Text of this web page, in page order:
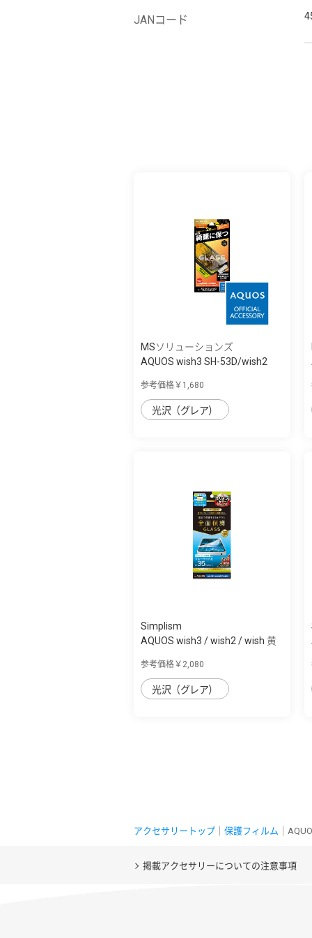
JANコード
MSソリューションズ
AQUOS wish3 SH-53D/wish2
参考価格￥1,680
光沢（グレア）
Simplism
AQUOS wish3 / wish2 / wish 黄
参考価格￥2,080
光沢（グレア）
アクセサリートップ 保護フィルム ｜
掲載アクセサリーについての注意事項